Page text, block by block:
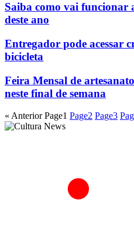
Saiba como vai funcionar
deste ano
Entregador pode acessar
bicicleta
Feira Mensal de
neste final de semana
« Anterior Page1 Page2 Page3